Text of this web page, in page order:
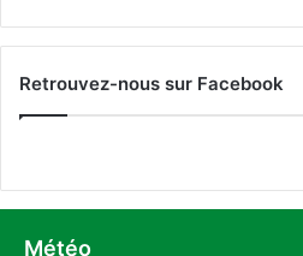
s
c
r
s
d
u
Retrouvez-nous sur Facebook
Météo